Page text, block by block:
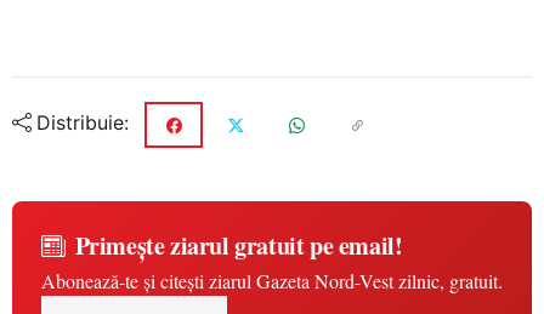
Distribuie:
Primește ziarul gratuit pe email!
Abonează-te și citești ziarul Gazeta Nord-Vest zilnic, gratuit.